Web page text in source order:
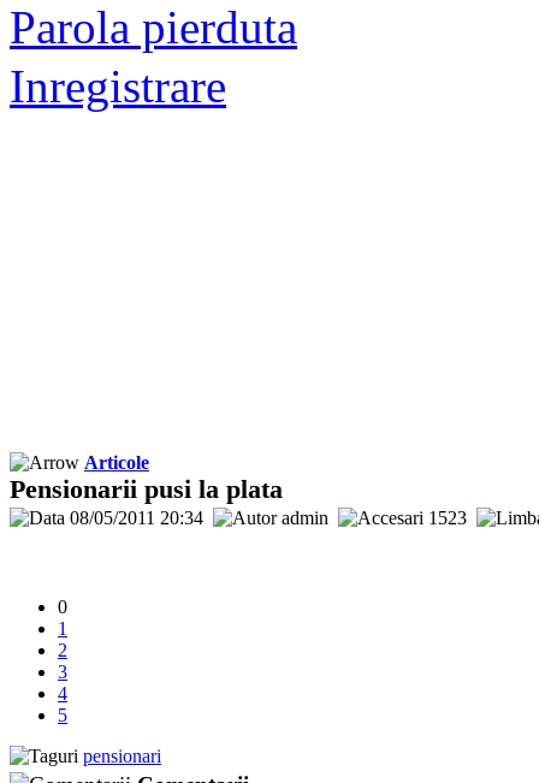
Parola pierduta
Inregistrare
Articole
Pensionarii pusi la plata
08/05/2011 20:34 admin 1523
0
1
2
3
4
5
pensionari